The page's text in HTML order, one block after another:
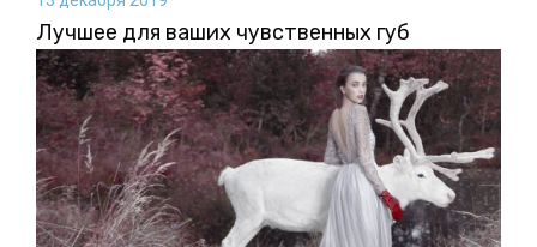
Лучшее для ваших чувственных губ